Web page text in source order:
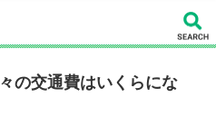
の交通費はいくらにな